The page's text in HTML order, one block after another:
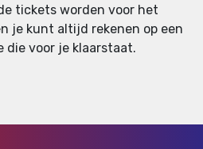
tickets worden voor het
je kunt altijd rekenen op een
die voor je klaarstaat.